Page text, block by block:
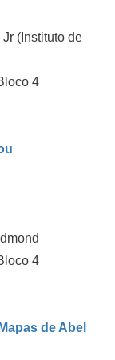
(Instituto de
4
4
de Abel